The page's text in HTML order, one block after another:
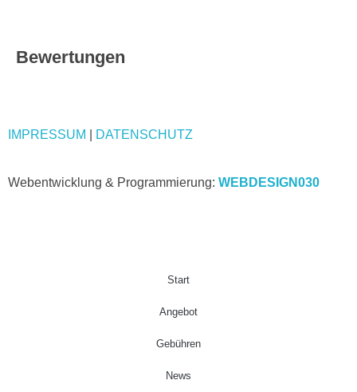
Bewertungen
IMPRESSUM DATENSCHUTZ
Webentwicklung & Programmierung: WEBDESIGN030
Start
Angebot
Gebühren
News